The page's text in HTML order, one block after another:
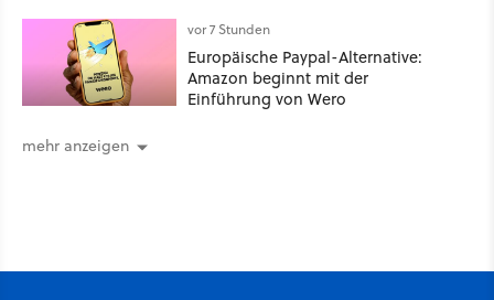
vor 7 Stunden
Europäische Paypal-Alternative:
Amazon beginnt mit der
Einführung von Wero
mehr anzeigen